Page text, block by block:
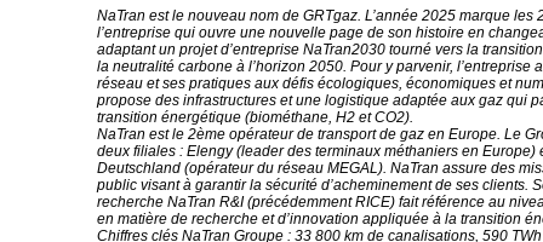
NaTran est le nouveau nom de GRTgaz. L’année 2025 marque les
l’entreprise qui ouvre une nouvelle page de son histoire en
adaptant un projet d’entreprise NaTran2030 tourné vers la
la neutralité carbone à l’horizon 2050. Pour y parvenir, l’entreprise
réseau et ses pratiques aux défis écologiques, économiques et
propose des infrastructures et une logistique adaptée aux gaz qui
transition énergétique (biométhane, H2 et CO2).
NaTran est le 2ème opérateur de transport de gaz en Europe. Le
deux filiales : Elengy (leader des terminaux méthaniers en Europe)
Deutschland (opérateur du réseau MEGAL). NaTran assure des
public visant à garantir la sécurité d’acheminement de ses clients.
recherche NaTran R&I (précédemment RICE) fait référence au
en matière de recherche et d’innovation appliquée à la transition
Chiffres clés NaTran Groupe : 33 800 km de canalisations, 590